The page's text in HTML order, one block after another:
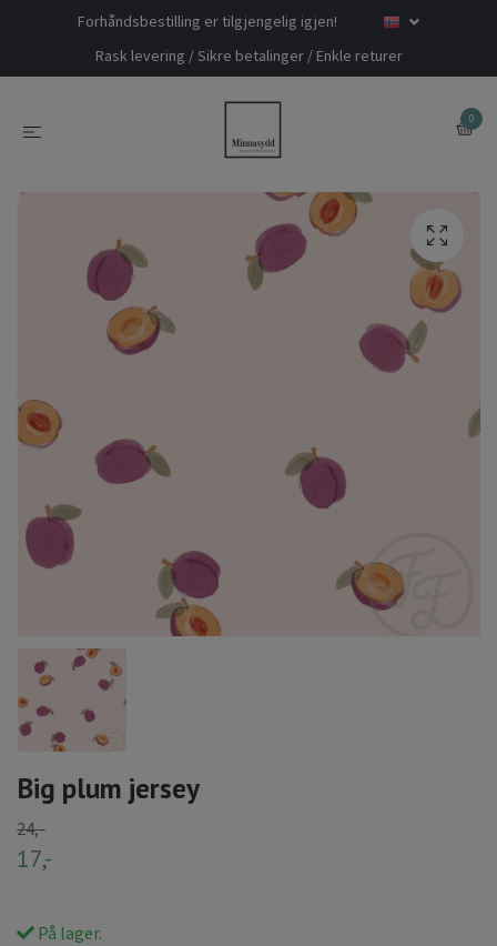
Forhåndsbestilling er tilgjengelig igjen!
Rask levering / Sikre betalinger / Enkle returer
0
Big plum jersey
24,-
17,-
På lager.